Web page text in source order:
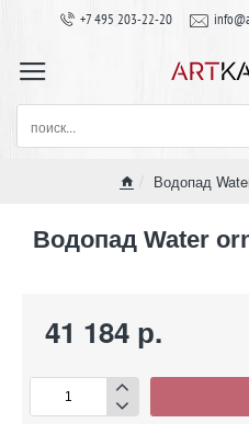
+7 495 203-22-20
поиск...
Водопад
Водопад Water
41 184 р.